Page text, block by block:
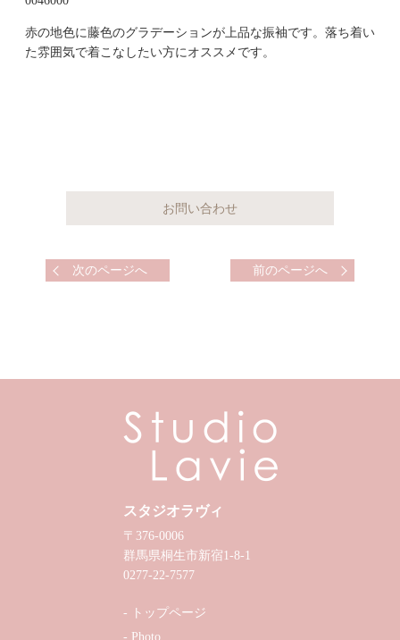
赤の地色に藤色のグラデーションが上品な振袖です。落ち着い
た雰囲気で着こなしたい方にオススメです。
次のページへ 前のページへ
スタジオラヴィ
〒376-0006
群馬県桐生市新宿1-8-1
0277-22-7577
トップページ
Photo